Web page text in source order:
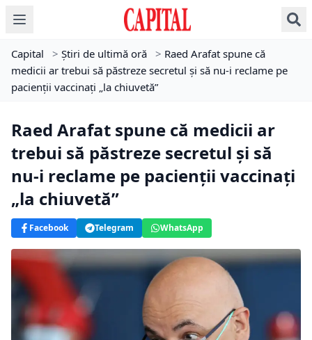
Capital > Știri de ultimă oră > Raed Arafat spune că
medicii ar trebui să păstreze secretul şi să nu-i reclame pe
pacienţii vaccinaţi „la chiuvetă”
Raed Arafat spune că medicii ar
trebui să păstreze secretul şi să
nu-i reclame pe pacienţii vaccinaţi
„la chiuvetă”
Facebook Telegram WhatsApp